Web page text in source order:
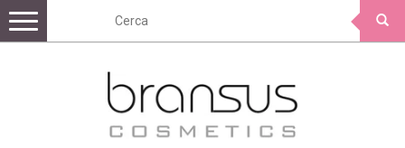
Toggle
navigation